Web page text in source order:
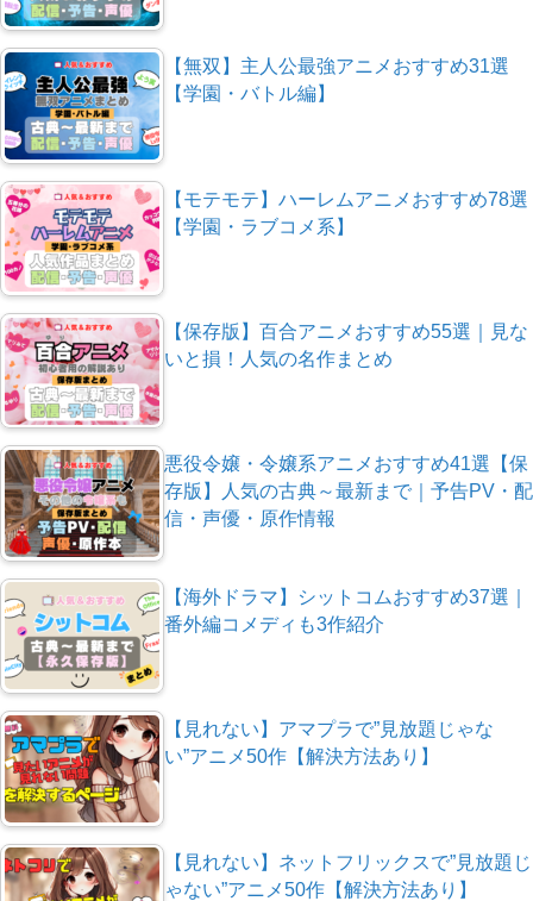
【無双】主人公最強アニメおすすめ31選
【学園・バトル編】
【モテモテ】ハーレムアニメおすすめ78選
【学園・ラブコメ系】
【保存版】百合アニメおすすめ55選｜見な
いと損！人気の名作まとめ
悪役令嬢・令嬢系アニメおすすめ41選【保
存版】人気の古典～最新まで｜予告PV・配
信・声優・原作情報
【海外ドラマ】シットコムおすすめ37選｜
番外編コメディも3作紹介
【見れない】アマプラで”見放題じゃな
い”アニメ50作【解決方法あり】
【見れない】ネットフリックスで”見放題じ
ゃない”アニメ50作【解決方法あり】